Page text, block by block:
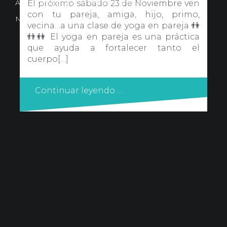
El próximo sábado 23 de Noviembre ven
con tu pareja, amiga, hijo, primo,
vecina…a una clase de yoga en pareja 👫
👬👭 El yoga en pareja es una práctica
que ayuda a fortalecer tanto el
cuerpo[…]
Continuar leyendo …
Avd. Comercial 20 Barañain (Navarra)
Nota Legal· Privacidad· Política de Cookies